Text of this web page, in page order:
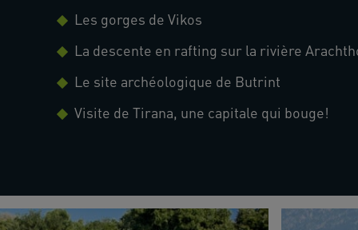
Les gorges de Vikos
La descente en rafting sur la rivière
Le site archéologique de Butrint
Visite de Tirana, une capitale qui bouge!